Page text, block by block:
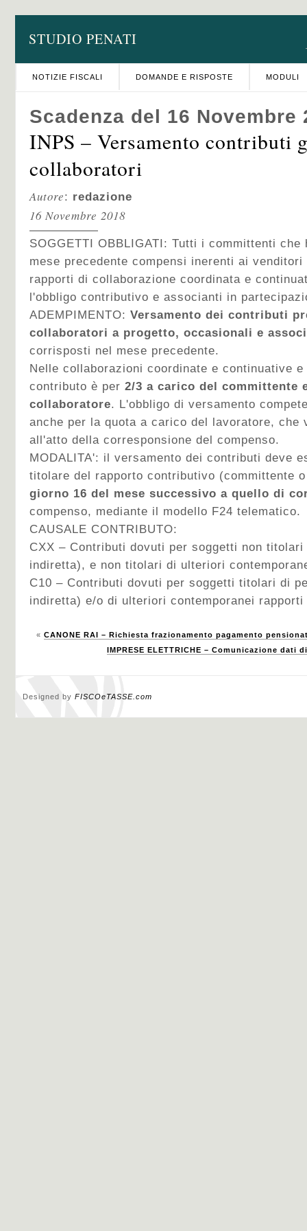
STUDIO PENATI
NOTIZIE FISCALI DOMANDE E RISPOSTE MODULI
Scadenza del 16 Novembre
INPS – Versamento contributi
collaboratori
Autore: redazione
16 Novembre 2018
SOGGETTI OBBLIGATI: Tutti i committenti
mese precedente compensi inerenti ai
rapporti di collaborazione coordinata e
l'obbligo contributivo e associanti in
ADEMPIMENTO: Versamento dei contributi
collaboratori a progetto, occasionali e
corrisposti nel mese precedente.
Nelle collaborazioni coordinate e continuative
contributo è per 2/3 a carico del committente
collaboratore. L'obbligo di versamento
anche per la quota a carico del lavoratore, che
all'atto della corresponsione del compenso.
MODALITA': il versamento dei contributi deve
titolare del rapporto contributivo (committente
giorno 16 del mese successivo a quello di
compenso, mediante il modello F24 telematico.
CAUSALE CONTRIBUTO:
CXX – Contributi dovuti per soggetti non
indiretta), e non titolari di ulteriori
C10 – Contributi dovuti per soggetti titolari di
indiretta) e/o di ulteriori contemporanei
« CANONE RAI – Richiesta frazionamento pagamento
IMPRESE ELETTRICHE – Comunicazione
Designed by FISCOeTASSE.com